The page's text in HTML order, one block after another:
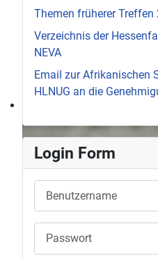
Themen früherer Treffen
Verzeichnis der
NEVA
Email zur Afrikanischen
HLNUG an die
Login Form